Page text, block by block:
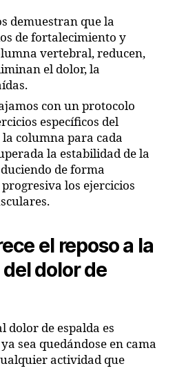
demuestran que la
de fortalecimiento y
vertebral, reducen,
el dolor, la
con un protocolo
específicos del
columna para cada
la estabilidad de la
de forma
los ejercicios
el reposo a la
dolor de
dolor de espalda es
sea quedándose en cama
actividad que